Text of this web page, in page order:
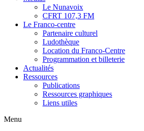
Le Nunavoix
CFRT 107,3 FM
Le Franco-centre
Partenaire culturel
Ludothèque
Location du Franco-Centre
Programmation et billeterie
Actualités
Ressources
Publications
Ressources graphiques
Liens utiles
Menu